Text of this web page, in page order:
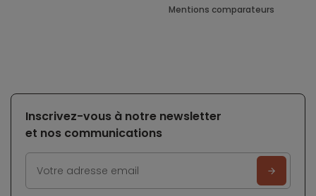
Mentions comparateurs
Inscrivez-vous à notre newsletter
et nos communications